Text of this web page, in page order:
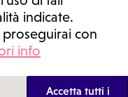
indicate.
con
info
Accetta tutti i